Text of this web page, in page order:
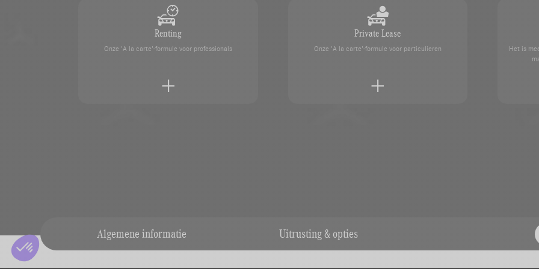
Algemene informatie Uitrusting & opties
Renting
Onze 'A la carte'-formule voor professionals
Private Lease
Onze 'A la carte'-formule voor particulieren
Het is